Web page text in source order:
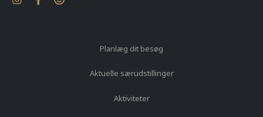
Planlæg dit besøg
Aktuelle særudstillinger
Aktiviteter